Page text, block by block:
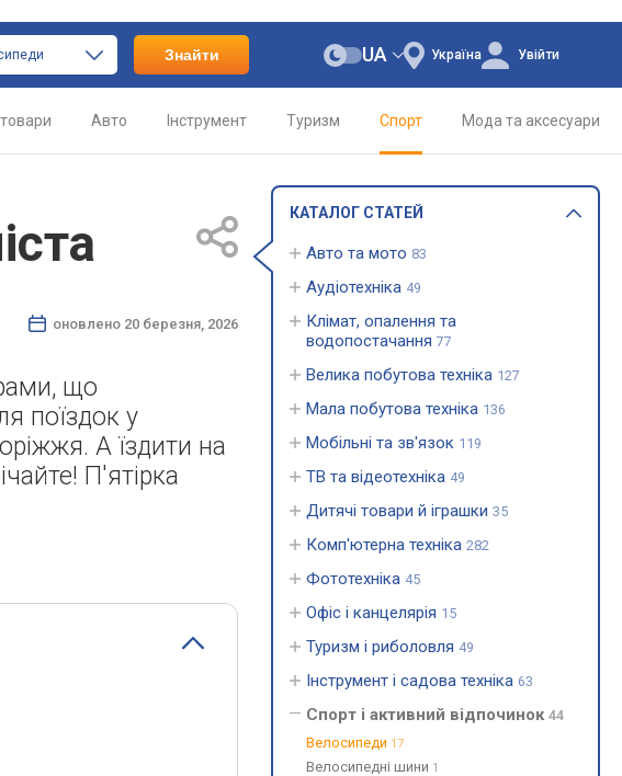
Знайти Україна
UA Увійти
Авто Інструмент Туризм Спорт Мода та аксесуари
оновлено 20 березня, 2026
що
поїздок у
А їздити на
П'ятірка
КАТАЛОГ СТАТЕЙ
Авто та мото 83
Аудіотехніка 49
Клімат, опалення та
водопостачання 77
Велика побутова техніка 127
Мала побутова техніка 136
Мобільні та зв'язок 119
ТВ та відеотехніка 49
Дитячі товари й іграшки 35
Комп'ютерна техніка 282
Фототехніка 45
Офіс і канцелярія 15
Туризм і риболовля 49
Інструмент і садова техніка 63
Спорт і активний відпочинок 44
Велосипеди 17
Велосипедні шини 1